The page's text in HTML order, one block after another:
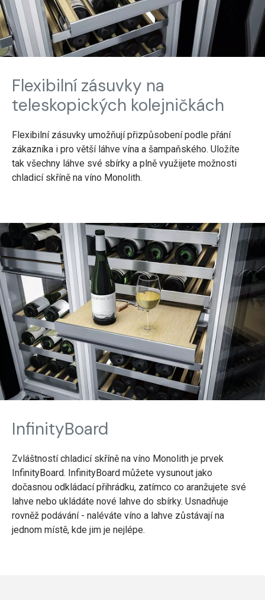
Flexibilní zásuvky na
teleskopických kolejničkách
Flexibilní zásuvky umožňují přizpůsobení podle přání
zákazníka i pro větší láhve vína a šampaňského. Uložíte
tak všechny láhve své sbírky a plně využijete možnosti
chladicí skříně na víno Monolith.
InfinityBoard
Zvláštností chladicí skříně na víno Monolith je prvek
InfinityBoard. InfinityBoard můžete vysunout jako
dočasnou odkládací přihrádku, zatímco co aranžujete své
lahve nebo ukládáte nové lahve do sbírky. Usnadňuje
rovněž podávání - naléváte víno a lahve zůstávají na
jednom místě, kde jim je nejlépe.